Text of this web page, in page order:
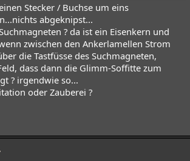
Stecker / Buchse um eins
abgeknipst...
? da ist ein Eisenkern und
zwischen den Ankerlamellen Strom
die Tastfüsse des Suchmagneten,
dass dann die Glimm-Soffitte zum
? irgendwie so...
oder Zauberei ?